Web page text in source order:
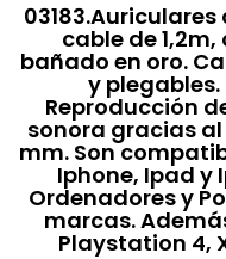
cable de
bañado en oro.
y plegables.
Reproducción
sonora gracias
mm. Son
Iphone, Ipad y
Ordenadores y
marcas.
Playstation 4,